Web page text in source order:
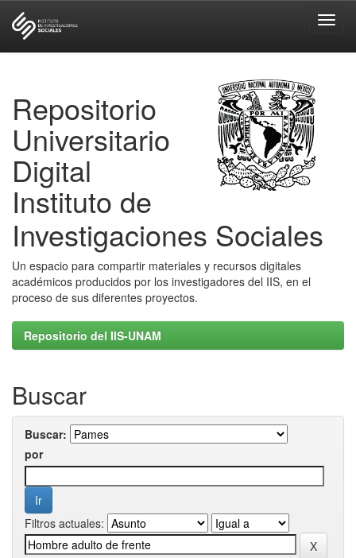
Repositorio
Universitario
Digital
Instituto de
Investigaciones Sociales
Un espacio para compartir materiales y recursos digitales
académicos producidos por los investigadores del IIS, en el
proceso de sus diferentes proyectos.
Repositorio del IIS-UNAM
Buscar
Buscar:
por
Filtros actuales: